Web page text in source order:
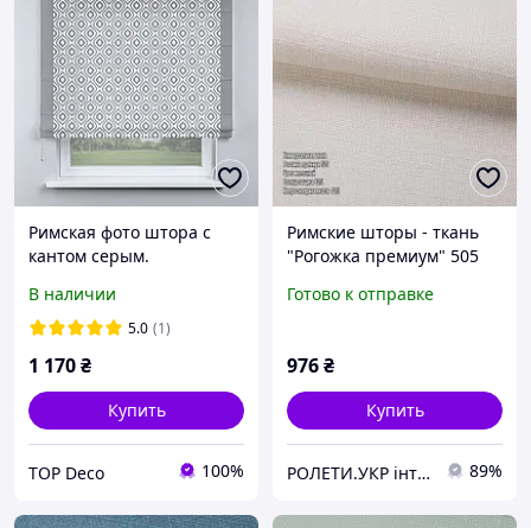
Римская фото штора с
кантом серым.
В наличии
5.0 (1)
1 170₴
Купить
TOP Deco 100%
Римские шторы - ткань
"Рогожка премиум" 505
Готово к отправке
976₴
Купить
РОЛЕТИ.УКР інтернет-магазин ролет та жалюзі 89%